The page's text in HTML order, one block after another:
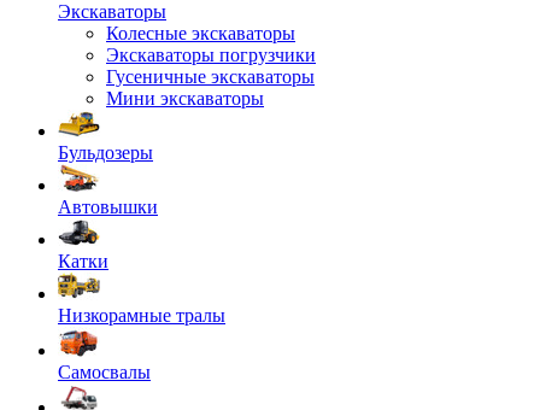
Экскаваторы
Колесные экскаваторы
Экскаваторы погрузчики
Гусеничные экскаваторы
Мини экскаваторы
Бульдозеры
Автовышки
Катки
Низкорамные тралы
Самосвалы